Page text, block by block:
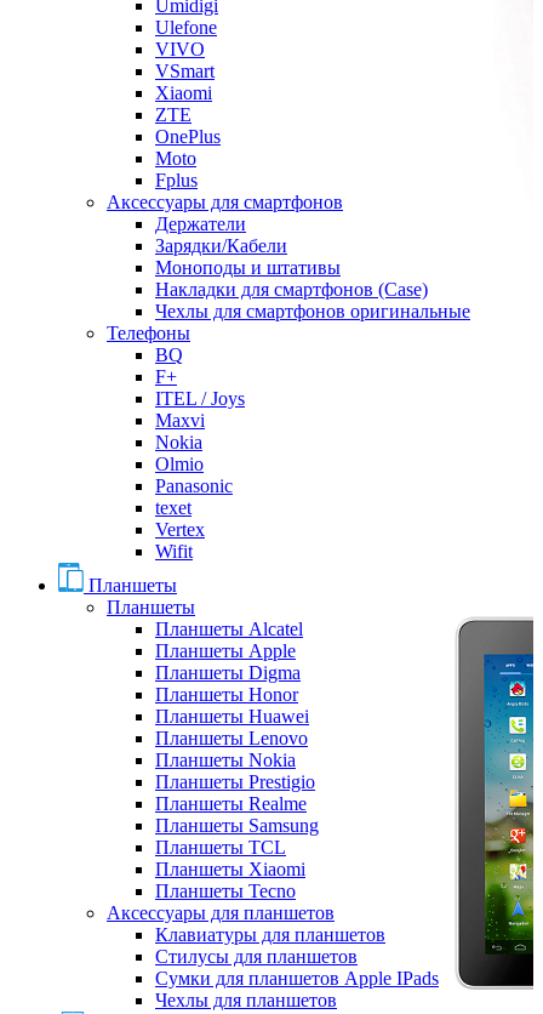
Umidigi
Ulefone
VIVO
VSmart
Xiaomi
ZTE
OnePlus
Moto
Fplus
Аксессуары для смартфонов
Держатели
Зарядки/Кабели
Моноподы и штативы
Накладки для смартфонов (Case)
Чехлы для смартфонов оригинальные
Телефоны
BQ
F+
ITEL / Joys
Maxvi
Nokia
Olmio
Panasonic
texet
Vertex
Wifit
Планшеты
Планшеты
Планшеты Alcatel
Планшеты Apple
Планшеты Digma
Планшеты Honor
Планшеты Huawei
Планшеты Lenovo
Планшеты Nokia
Планшеты Prestigio
Планшеты Realme
Планшеты Samsung
Планшеты TCL
Планшеты Xiaomi
Планшеты Tecno
Аксессуары для планшетов
Клавиатуры для планшетов
Стилусы для планшетов
Сумки для планшетов Apple IPads
Чехлы для планшетов